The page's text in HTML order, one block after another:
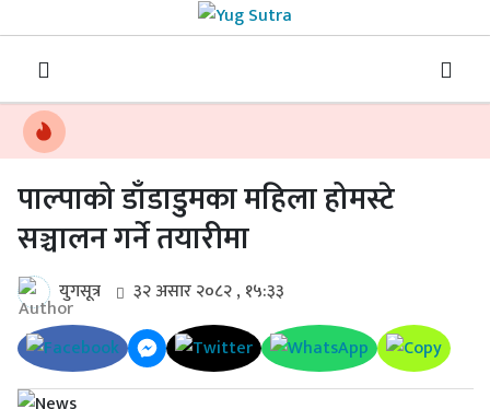
पाल्पाको डाँडाडुमका महिला होमस्टे
सञ्चालन गर्ने तयारीमा
युगसूत्र ३२ असार २०८२ , १५:३३